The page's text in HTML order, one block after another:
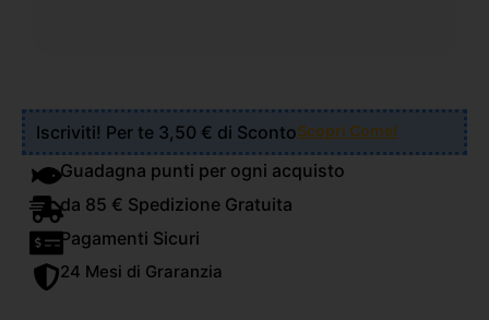
Iscriviti! Per te 3,50 € di ScontoScopri Come!
Guadagna punti per ogni acquisto
da 85 € Spedizione Gratuita
Pagamenti Sicuri
24 Mesi di Graranzia